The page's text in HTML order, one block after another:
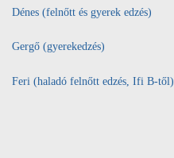
Dénes (felnőtt és gyerek edzés)
Gergő (gyerekedzés)
Feri (haladó felnőtt edzés, Ifi B-től)